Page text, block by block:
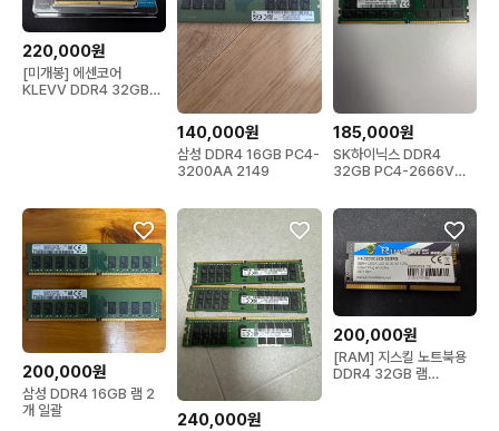
220,000원
[미개봉] 에센코어
KLEVV DDR4 32GB
140,000원
삼성 DDR4 16GB PC4-
3200AA 2149
185,000원
SK하이닉스 DDR4
32GB PC4-2666V서
200,000원
삼성 DDR4 16GB 램 2
개 일괄
240,000원
200,000원
[RAM] 지스킬 노트북용
DDR4 32GB 램